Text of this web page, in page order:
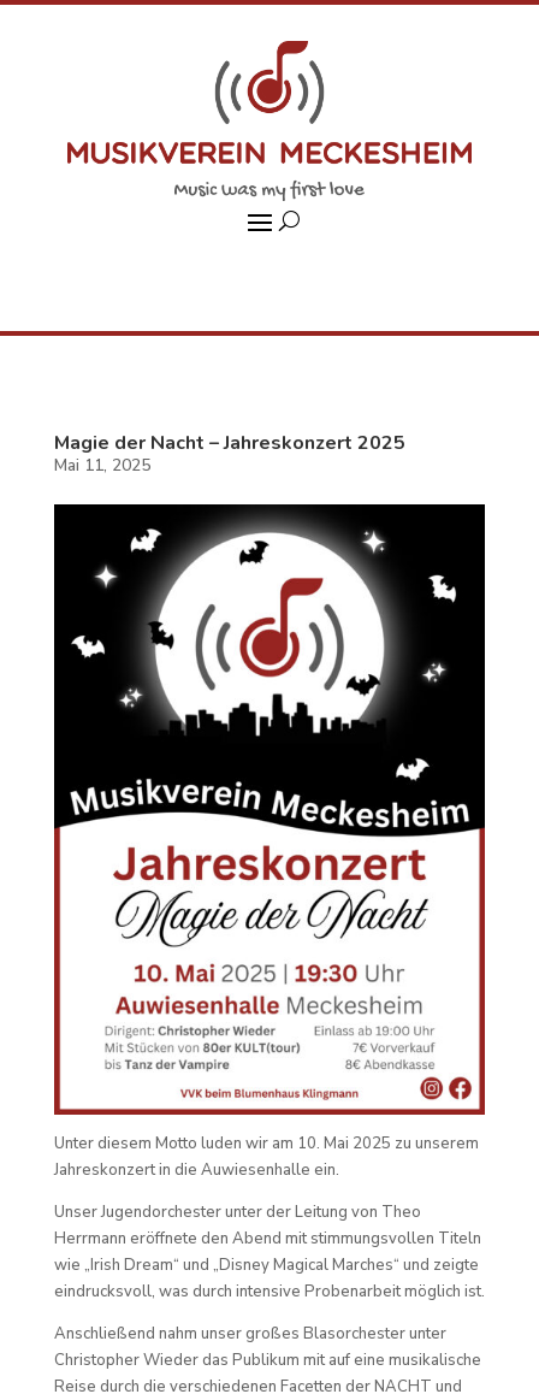
Magie der Nacht – Jahreskonzert 2025
Mai 11, 2025
Unter diesem Motto luden wir am 10. Mai 2025 zu unserem
Jahreskonzert in die Auwiesenhalle ein.
Unser Jugendorchester unter der Leitung von Theo
Herrmann eröffnete den Abend mit stimmungsvollen Titeln
wie „Irish Dream“ und „Disney Magical Marches“ und zeigte
eindrucksvoll, was durch intensive Probenarbeit möglich ist.
Anschließend nahm unser großes Blasorchester unter
Christopher Wieder das Publikum mit auf eine musikalische
Reise durch die verschiedenen Facetten der NACHT und